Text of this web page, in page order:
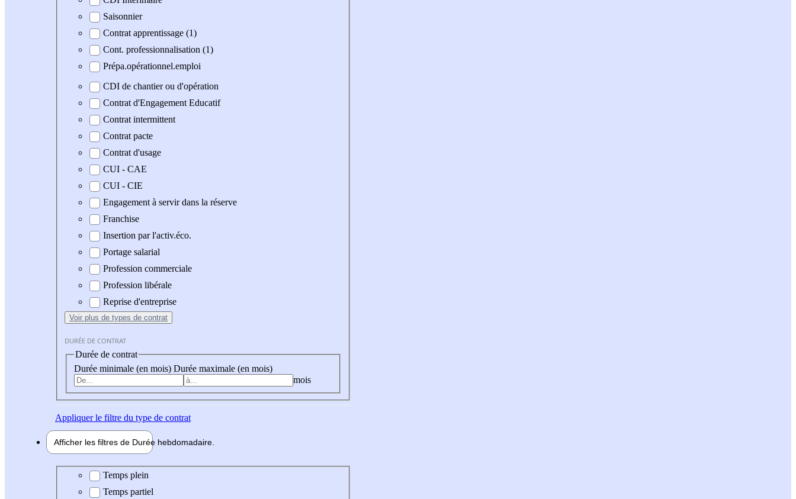
Saisonnier
Contrat apprentissage (1)
Cont. professionnalisation (1)
Prépa.opérationnel.emploi
CDI de chantier ou d'opération
Contrat d'Engagement Educatif
Contrat intermittent
Contrat pacte
Contrat d'usage
CUI - CAE
CUI - CIE
Engagement à servir dans la réserve
Franchise
Insertion par l'activ.éco.
Portage salarial
Profession commerciale
Profession libérale
Reprise d'entreprise
Voir plus de types de contrat
DURÉE DE CONTRAT
Durée de contrat
Durée minimale (en mois) Durée maximale (en mois)
mois
Appliquerle filtre du type de contrat
Afficher les filtres de Durée hebdomadaire
Durée hebdomadaire
Temps plein
Temps partiel